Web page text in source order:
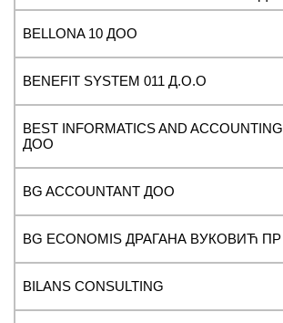
BELLONA 10 ДОО
BENEFIT SYSTEM 011 Д.О.О
BEST INFORMATICS AND ACCOUNTING
ДОО
BG ACCOUNTANT ДОО
BG ECONOMIS ДРАГАНА ВУКОВИЋ ПР
BILANS CONSULTING